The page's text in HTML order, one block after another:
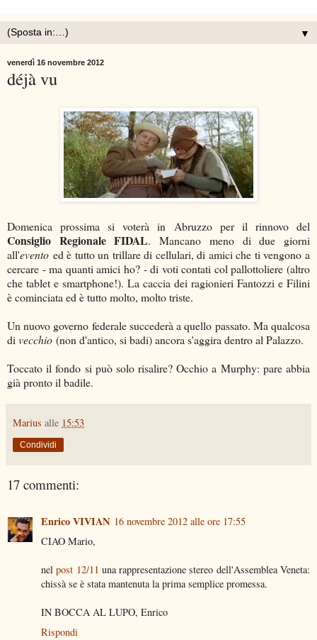
▼
venerdì 16 novembre 2012
déjà vu
Domenica prossima si voterà in Abruzzo per il rinnovo del
Consiglio Regionale FIDAL. Mancano meno di due giorni
all'evento ed è tutto un trillare di cellulari, di amici che ti vengono a
cercare - ma quanti amici ho? - di voti contati col pallottoliere (altro
che tablet e smartphone!). La caccia dei ragionieri Fantozzi e Filini
è cominciata ed è tutto molto, molto triste.
Un nuovo governo federale succederà a quello passato. Ma qualcosa
di vecchio (non d'antico, si badi) ancora s'aggira dentro al Palazzo.
Toccato il fondo si può solo risalire? Occhio a Murphy: pare abbia
già pronto il badile.
Marius alle 15:53
Condividi
17 commenti:
Enrico VIVIAN 16 novembre 2012 alle ore 17:55
CIAO Mario,
nelpost 12/11 una rappresentazione stereo dell'Assemblea Veneta:
chissà se è stata mantenuta la prima semplice promessa.
IN BOCCA AL LUPO, Enrico
Rispondi